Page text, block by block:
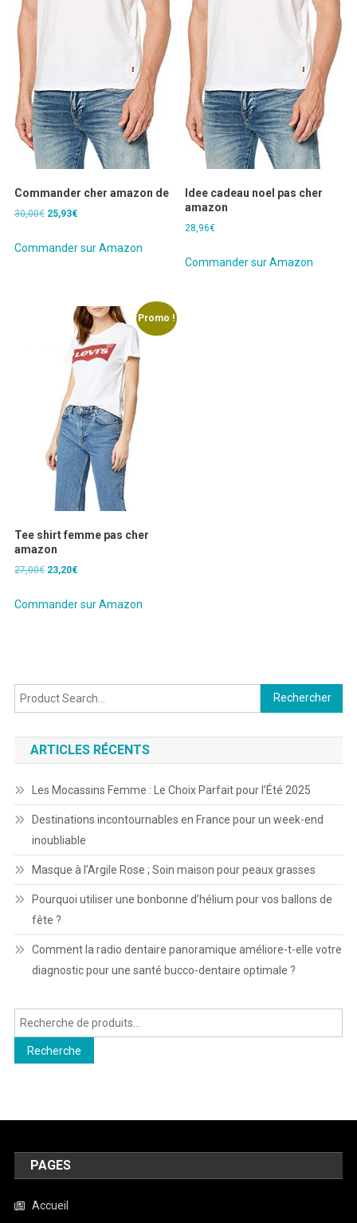
Commander cher amazon de
30,00€ Le
initial
25,93€Le
actuel
Commander sur Amazon
Idee cadeau noel pas cher
amazon
28,96€
Commander sur Amazon
Promo !
Tee shirt femme pas cher
amazon
27,00€ Le
initial
23,20€Le
actuel
Commander sur Amazon
Rechercher :
ARTICLES RÉCENTS
Les Mocassins Femme : Le Choix Parfait pour l’Été 2025
Destinations incontournables en France pour un week-end
inoubliable
Masque à l’Argile Rose ; Soin maison pour peaux grasses
Pourquoi utiliser une bonbonne d’hélium pour vos ballons de
fête ?
Comment la radio dentaire panoramique améliore-t-elle votre
diagnostic pour une santé bucco-dentaire optimale ?
Recherche
pour :
Recherche
PAGES
Accueil